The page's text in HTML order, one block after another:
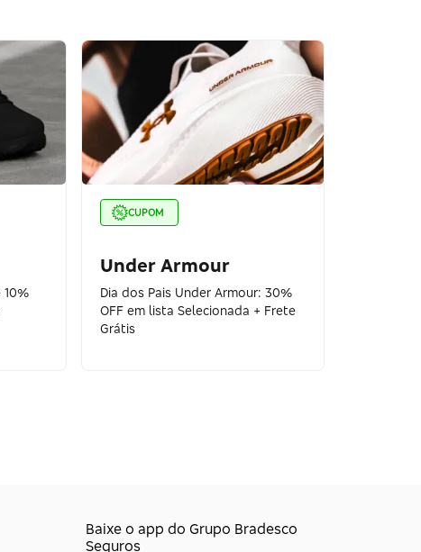
10%
CUPOM
Under Armour
Dia dos Pais Under Armour: 30%
OFF em lista Selecionada + Frete
Grátis
Baixe o app do Grupo Bradesco
Seguros